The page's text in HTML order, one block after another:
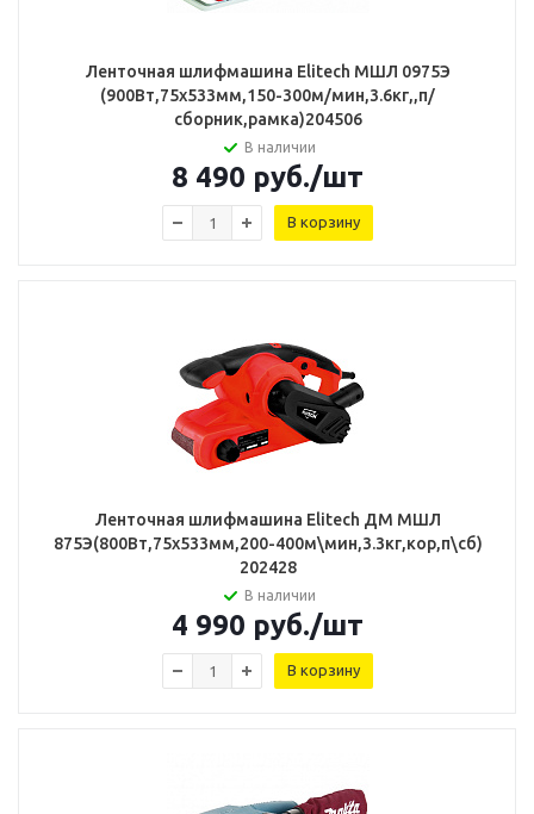
Ленточная шлифмашина Elitech МШЛ 0975Э
(900Вт,75х533мм,150-300м/мин,3.6кг,,п/
сборник,рамка)204506
В наличии
8 490 руб./шт
В корзину
Ленточная шлифмашина Elitech ДМ МШЛ
875Э(800Вт,75х533мм,200-400м\мин,3.3кг,кор,п\сб)
202428
В наличии
4 990 руб./шт
В корзину